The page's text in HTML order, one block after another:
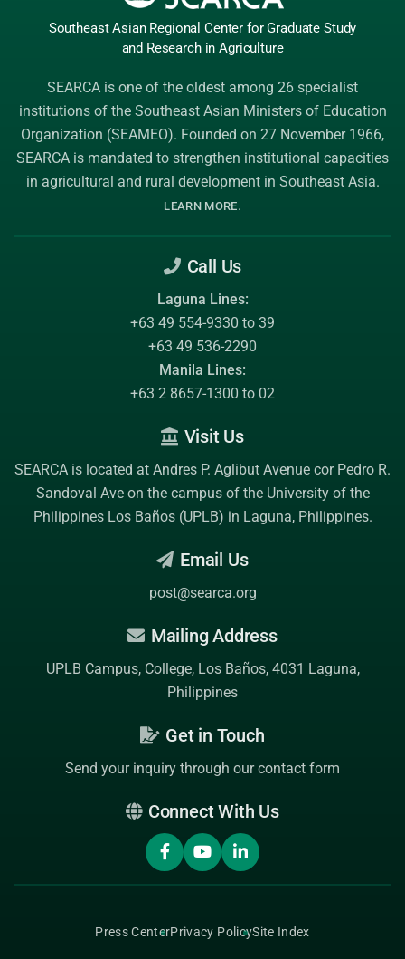
Southeast Asian Regional Center for Graduate Study
and Research in Agriculture
SEARCA is one of the oldest among 26 specialist
institutions of the Southeast Asian Ministers of Education
Organization (SEAMEO). Founded on 27 November 1966,
SEARCA is mandated to strengthen institutional capacities
in agricultural and rural development in Southeast Asia.
LEARN MORE.
Call Us
Laguna Lines:
+63 49 554-9330 to 39
+63 49 536-2290
Manila Lines:
+63 2 8657-1300 to 02
Visit Us
SEARCA is located at Andres P. Aglibut Avenue cor Pedro R.
Sandoval Ave on the campus of the University of the
Philippines Los Baños (UPLB) in Laguna, Philippines.
Email Us
post@searca.org
Mailing Address
UPLB Campus, College, Los Baños, 4031 Laguna,
Philippines
Get in Touch
Send your inquiry through our contact form
Connect With Us
Press CenterPrivacy PolicySite Index